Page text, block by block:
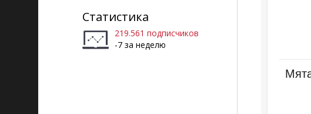
Статистика
219.561 подписчиков
-7 за неделю